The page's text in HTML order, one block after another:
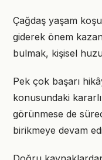
Çağdaş yaşam
giderek önem
bulmak, kişisel
Pek çok başarı
konusundaki
görünmese de
birikmeye devam